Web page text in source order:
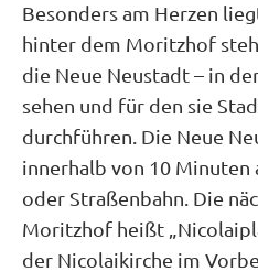
Besonders am Herzen
hinter dem Moritzhof
die Neue Neustadt – in
sehen und für den sie
durchführen. Die Neue
innerhalb von 10 Minuten
oder Straßenbahn. Die
Moritzhof heißt
der Nicolaikirche im